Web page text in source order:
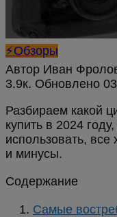
⚡Обзоры
Автор Иван
3.9к. Обновлено
Разбираем какой
купить в 2024
использовать,
и минусы.
Содержание
Самые